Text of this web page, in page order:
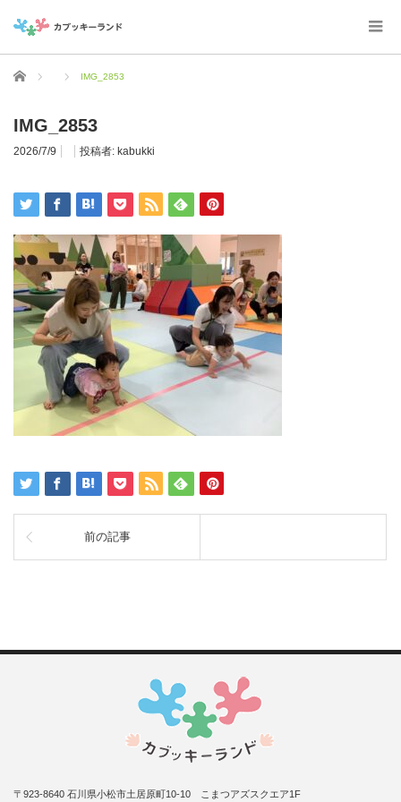
ホーム IMG_2853
IMG_2853
2026/7/9 投稿者: kabukki
前の記事
〒923-8640 石川県小松市土居原町10-10 こまつアズスクエア1F